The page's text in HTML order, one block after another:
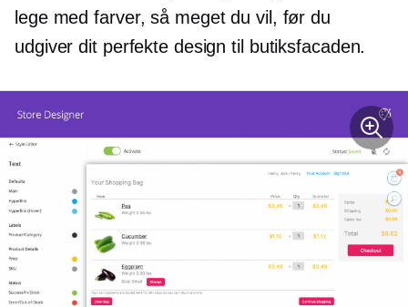
lege med farver, så meget du vil, før du
udgiver dit perfekte design til butiksfacaden.